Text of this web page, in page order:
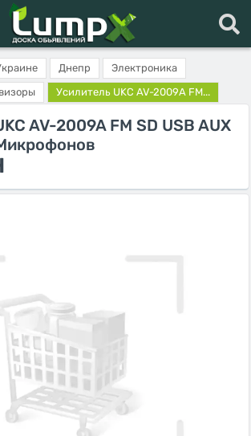
Днепр
Электроника
Усилитель UKC AV-2009A FM...
AV-2009A FM SD USB AUX